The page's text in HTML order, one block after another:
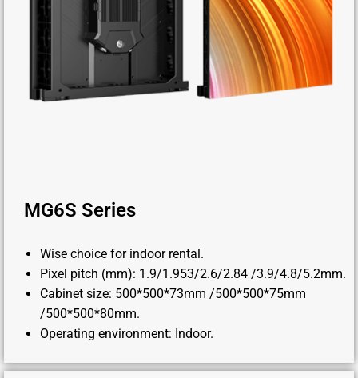
MG6S Series
Wise choice for indoor rental.
Pixel pitch (mm): 1.9/1.953/2.6/2.84 /3.9/4.8/5.2mm.
Cabinet size: 500*500*73mm /500*500*75mm
/500*500*80mm.
Operating environment: Indoor.